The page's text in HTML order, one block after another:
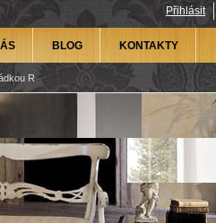
Přihlásit
BLOG KONTAKTY
R